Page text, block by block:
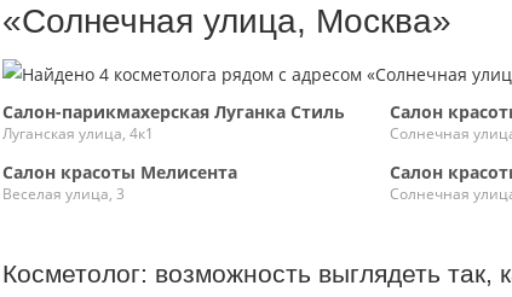
«Солнечная улица, Москва»
Салон-парикмахерская Луганка Стиль
Луганская улица, 4к1
Салон красоты Мелисента
Веселая улица, 3
Салон
Солнечная
Салон
Солнечная
Косметолог: возможность выглядеть так,